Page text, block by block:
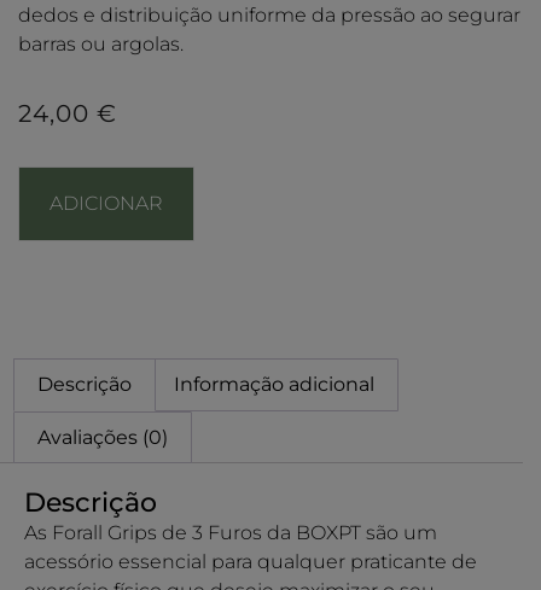
dedos e distribuição uniforme da pressão ao segurar
barras ou argolas.
24,00 €
ADICIONAR
Descrição Informação adicional
Avaliações (0)
Descrição
As Forall Grips de 3 Furos da BOXPT são um
acessório essencial para qualquer praticante de